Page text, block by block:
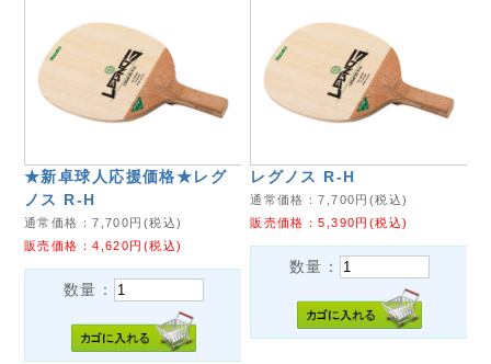
★新卓球人応援価格★レグ
ノス R-H
通常価格：7,700円(税込)
販売価格：4,620円(税込)
数量：
レグノス R-H
通常価格：7,700円(税込)
販売価格：5,390円(税込)
数量：